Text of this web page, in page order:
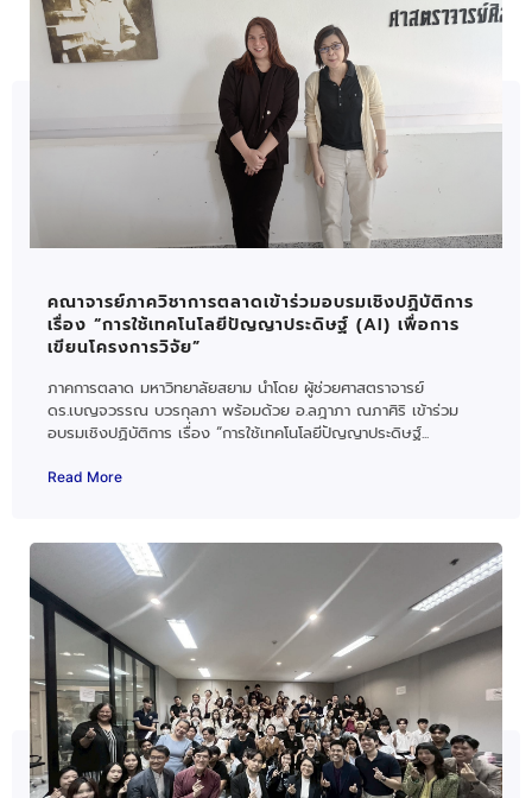
คณาจารย์ภาควิชาการตลาดเข้าร่วมอบรมเชิงปฏิบัติการ
เรื่อง “การใช้เทคโนโลยีปัญญาประดิษฐ์ (AI) เพื่อการ
เขียนโครงการวิจัย”
ภาคการตลาด มหาวิทยาลัยสยาม นำโดย ผู้ช่วยศาสตราจารย์
ดร.เบญจวรรณ บวรกุลภา พร้อมด้วย อ.ลฎาภา ณภาศิริ เข้าร่วม
อบรมเชิงปฏิบัติการ เรื่อง “การใช้เทคโนโลยีปัญญาประดิษฐ์...
Read More